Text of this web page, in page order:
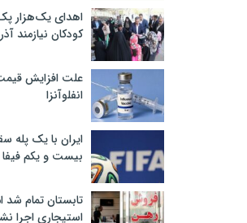
اهدای یک‌هزار
کودکان نیازمند
علت افزایش
انفلوآنزا
ایران با یک پله
بیست و یکم فیفا
تابستان تمام شد
استیجاری اجرا